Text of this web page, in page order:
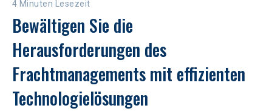
4 Minuten Lesezeit
Bewältigen Sie die
Herausforderungen des
Frachtmanagements mit effizienten
Technologielösungen